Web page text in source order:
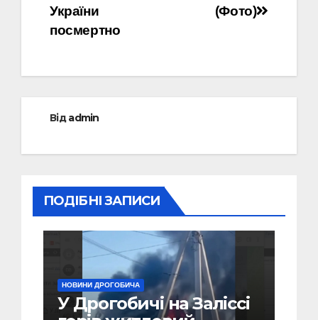
(Фото)
України
посмертно
Відadmin
ПОДІБНІ ЗАПИСИ
НОВИНИ ДРОГОБИЧА
У Дрогобичі на Заліссі